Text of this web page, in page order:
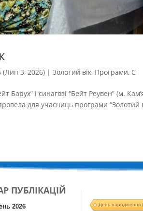
(Лип 3, 2026) |Золотий вік, Програми, С
Барух” і синагозі “Бейт Реувен” (м.
для учасниць програми “Золотий
ПУБЛІКАЦІЙ
2026 День народження